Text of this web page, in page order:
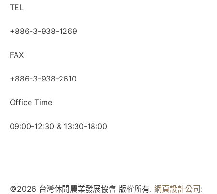
TEL
+886-3-938-1269
FAX
+886-3-938-2610
Office Time
09:00-12:30 & 13:30-18:00
©2026 台灣休閒農業發展協會 版權所有. 網頁設計公司: